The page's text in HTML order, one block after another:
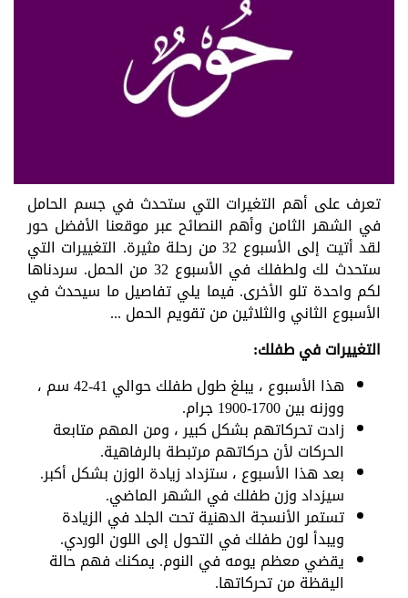
تعرف على أهم التغيرات التي ستحدث في جسم الحامل
في الشهر الثامن وأهم النصائح عبر موقعنا الأفضل حور
لقد أتيت إلى الأسبوع 32 من رحلة مثيرة. التغييرات التي
ستحدث لك ولطفلك في الأسبوع 32 من الحمل. سردناها
لكم واحدة تلو الأخرى. فيما يلي تفاصيل ما سيحدث في
الأسبوع الثاني والثلاثين من تقويم الحمل ...
التغييرات في طفلك:
هذا الأسبوع ، يبلغ طول طفلك حوالي 41-42 سم ،
ووزنه بين 1700-1900 جرام.
زادت تحركاتهم بشكل كبير ، ومن المهم متابعة
الحركات لأن حركاتهم مرتبطة بالرفاهية.
بعد هذا الأسبوع ، ستزداد زيادة الوزن بشكل أكبر.
سيزداد وزن طفلك في الشهر الماضي.
تستمر الأنسجة الدهنية تحت الجلد في الزيادة
ويبدأ لون طفلك في التحول إلى اللون الوردي.
يقضي معظم يومه في النوم. يمكنك فهم حالة
اليقظة من تحركاتها.